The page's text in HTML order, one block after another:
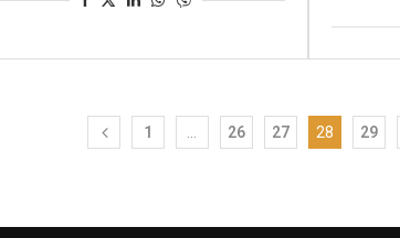
1 … 26 27 28 29